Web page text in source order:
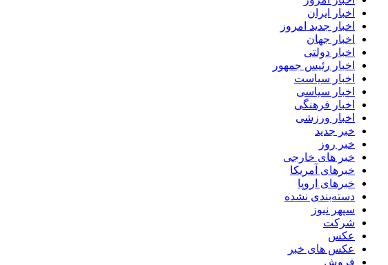
اخبار ایران
اخبار جدید امروز
اخبار جهان
اخبار دولتی
اخبار رئیس جمهور
اخبار سیاست
اخبار سیاسی
اخبار فرهنگی
اخبار ورزشی
خبر جدید
خبر روز
خبر های خارجی
خبرهای آمریکا
خبرهای اروپا
دسته‌بندی نشده
سپهر نیوز
شرکت
عکس
عکس های خبر
فروش